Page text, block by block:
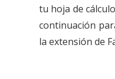
tu hoja de
continuación
la extensión de